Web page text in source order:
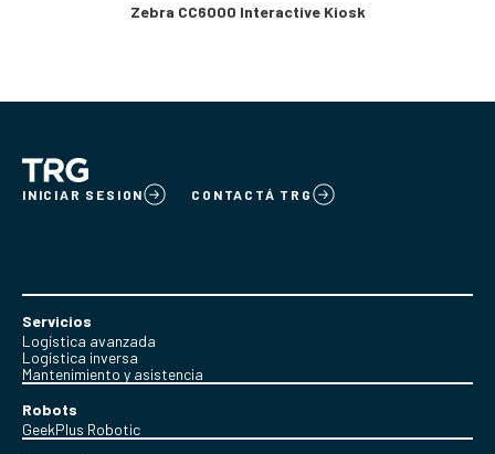
Zebra CC6000 Interactive Kiosk
INICIAR SESION CONTACTÁ TRG
Servicios
Logística avanzada
Logística inversa
Mantenimiento y asistencia
Robots
GeekPlus Robotic